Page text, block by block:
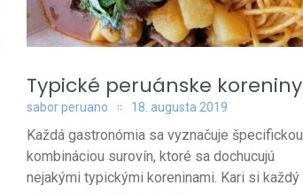
Typické peruánske koreniny
sabor peruano 18. augusta 2019
Každá gastronómia sa vyznačuje špecifickou
kombináciou surovín, ktoré sa dochucujú
nejakými typickými koreninami. Kari si každý